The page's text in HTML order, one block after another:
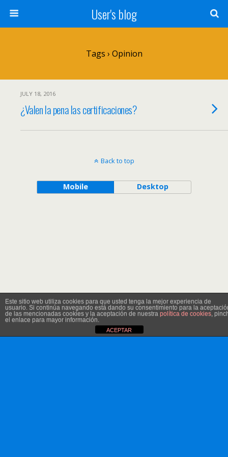
User's blog
Tags › Opinion
JULY 18, 2016
¿Valen la pena las certificaciones?
Back to top
Mobile Desktop
Este sitio web utiliza cookies para que usted tenga la mejor experiencia de
usuario. Si continúa navegando está dando su consentimiento para la
de las mencionadas cookies y la aceptación de nuestra política de cookies,
el enlace para mayor información.
ACEPTAR